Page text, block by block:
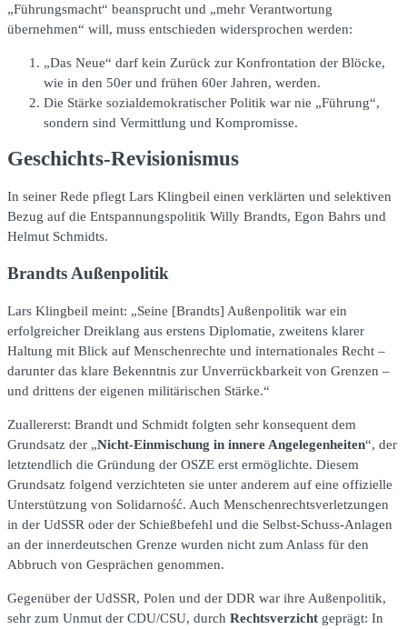
„Führungsmacht“ beansprucht und „mehr Verantwortung
übernehmen“ will, muss entschieden widersprochen werden:
„Das Neue“ darf kein Zurück zur Konfrontation der Blöcke,
wie in den 50er und frühen 60er Jahren, werden.
Die Stärke sozialdemokratischer Politik war nie „Führung“,
sondern sind Vermittlung und Kompromisse.
Geschichts-Revisionismus
In seiner Rede pflegt Lars Klingbeil einen verklärten und selektiven
Bezug auf die Entspannungspolitik Willy Brandts, Egon Bahrs und
Helmut Schmidts.
Brandts Außenpolitik
Lars Klingbeil meint: „Seine [Brandts] Außenpolitik war ein
erfolgreicher Dreiklang aus erstens Diplomatie, zweitens klarer
Haltung mit Blick auf Menschenrechte und internationales Recht –
darunter das klare Bekenntnis zur Unverrückbarkeit von Grenzen –
und drittens der eigenen militärischen Stärke.“
Zuallererst: Brandt und Schmidt folgten sehr konsequent dem
Grundsatz der „Nicht-Einmischung in innere Angelegenheiten“, der
letztendlich die Gründung der OSZE erst ermöglichte. Diesem
Grundsatz folgend verzichteten sie unter anderem auf eine offizielle
Unterstützung von Solidarność. Auch Menschenrechtsverletzungen
in der UdSSR oder der Schießbefehl und die Selbst-Schuss-Anlagen
an der innerdeutschen Grenze wurden nicht zum Anlass für den
Abbruch von Gesprächen genommen.
Gegenüber der UdSSR, Polen und der DDR war ihre Außenpolitik,
sehr zum Unmut der CDU/CSU, durch Rechtsverzicht geprägt: In